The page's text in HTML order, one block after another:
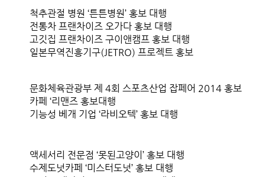
척추관절 병원 ‘튼튼병원’ 홍보 대행
전통차 프랜차이즈 오가다 홍보 대행
고깃집 프랜차이즈 구이앤캠프 홍보 대행
일본무역진흥기구(JETRO) 프로젝트 홍보
문화체육관광부 제 4회 스포츠산업 잡페어 2014 홍보
카페 ‘리맨즈 홍보대행
기능성 베개 기업 ‘라비오텍’ 홍보 대행
액세서리 전문점 ‘못된고양이’ 홍보 대행
수제도넛카페 ‘미스터도넛’ 홍보 대행